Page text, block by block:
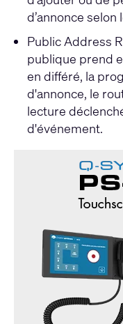
d’annonce selon
Public Address
publique prend
en différé, la
d'annonce, le
lecture
d'événement.